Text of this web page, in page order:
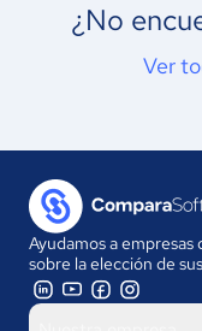
¿No
Ver
Ayudamos a
sobre la elección de